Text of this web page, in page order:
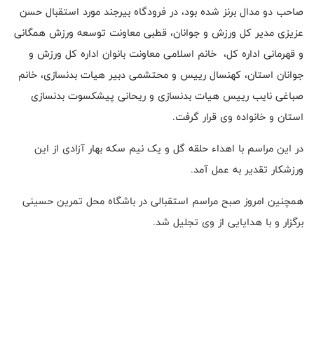
صاحب دو مدال برنز شده بود، در فرودگاه بیرجند مورد استقبال حسن
عزیزی مدیر کل ورزش و جوانان، قطبی معاونت توسعه ورزش همگانی
و قهرمانی اداره کل، خانم اسلامی معاونت بانوان اداره کل ورزش و
جوانان استان، کهنسال رییس و محتشمی دبیر هیات بدنسازی، خانم
صباغی نایب رییس هیات بدنسازی و ریحانی پیشکسوت بدنسازی
استان و خانواده وی قرار گرفت.
در این مراسم با اهداء حلقه گل و یک نیم سکه بهار آزادی از این
ورزشکار تقدیر به عمل آمد.
همچنین امروز صبح مراسم استقبالی در باشگاه محل تمرین حسینی
برگزار و با هدایایی از وی تجلیل شد.